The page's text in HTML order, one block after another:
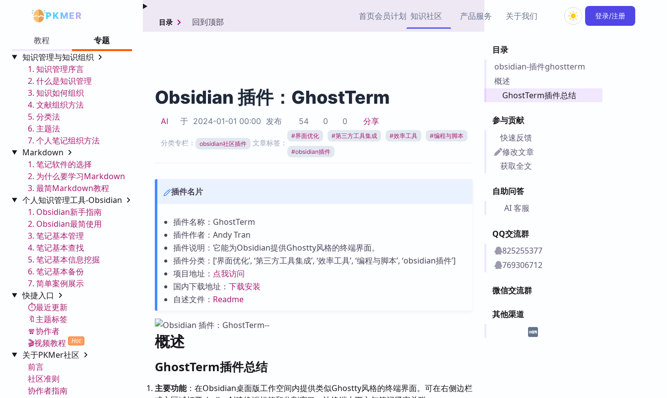
PKMER 首页会员计划 知识社区
协作者
热门链接Top5
产品服务
加速访问 Obsidian 官方
市场
Zotero 插件
PKMer 出品的闪念笔记
插件
Obsidian 教程
关于我们 登录/注册
教程
专题
知识管理与知识组织
1. 知识管理序言
2. 什么是知识管理
3. 知识如何组织
4. 文献组织方法
5. 分类法
6. 主题法
7. 个人笔记组织方法
Markdown
1. 笔记软件的选择
2. 为什么要学习Markdown
3. 最简Markdown教程
个人知识管理工具-Obsidian
1. Obsidian新手指南
2. Obsidian最简使用
3. 笔记基本管理
4. 笔记基本查找
5. 笔记基本信息挖掘
6. 笔记基本备份
7. 简单案例展示
快捷入口
⏱️最近更新
🔖主题标签
🧣协作者
🎬视频教程
Hot
关于PKMer社区
前言
社区准则
协作者指南
目录
obsidian-插件ghostterm
概述
GhostTerm插件总结
参与贡献
快速反馈
修改文章
获取全文
自助问答
AI 客服
QQ交流群
825255377
769306712
微信交流群
其他渠道
目录 回到顶部
Obsidian 插件：GhostTerm
AI 于 2024-01-01 00:00 发布 54 0 0 分享
分类专栏： obsidian社区插件 文章标签：
#界面优化 #第三方工具集成 #效率工具 #编程与脚本
#obsidian插件
插件名片
插件名称：GhostTerm
插件作者：Andy Tran
插件说明：它能为Obsidian提供Ghostty风格的终端界面。
插件分类：[‘界面优化’, ‘第三方工具集成’, ‘效率工具’, ‘编程与脚本’, ‘obsidian插件’]
项目地址： 点我访问
国内下载地址： 下载安装
自述文件： Readme
概述
GhostTerm插件总结
主要功能：在Obsidian桌面版工作空间内提供类似Ghostty风格的终端界面。可在右侧边栏